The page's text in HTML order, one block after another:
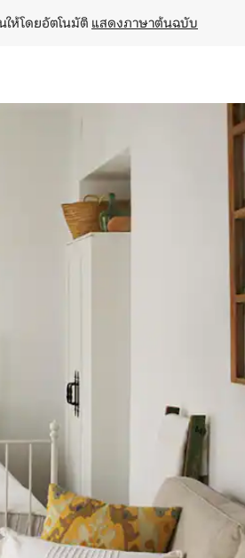
ห้โดยอัตโนมัติ แสดงภาษาต้นฉบับ